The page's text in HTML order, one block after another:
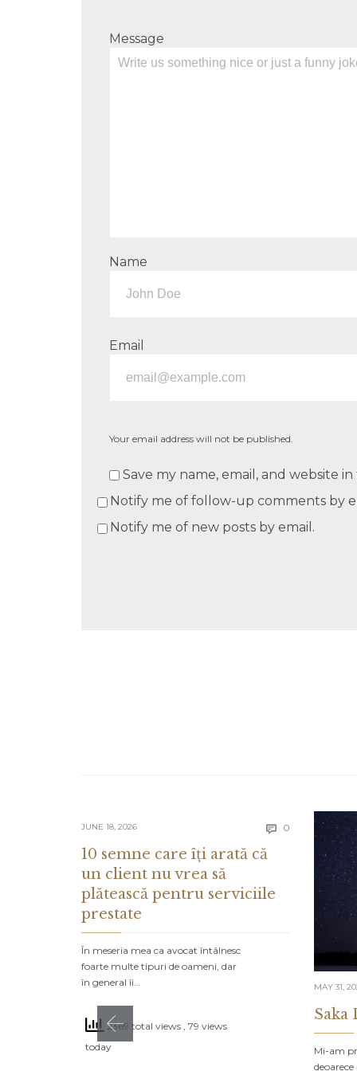
Message
Name
Email
Your email address will not be published.
Save my name, email, and website
Notify me of follow-up comments by
Notify me of new posts by email.
JUNE 18, 2026  0 Comments
10 semne care îți arată că
un client nu vrea să
plătească pentru serviciile
prestate
În meseria mea ca avocat întâlnesc
foarte multe tipuri de oameni, dar
în general îi…
2369 total views , 79 views
today
MAY 31,
Saka
Mi-am